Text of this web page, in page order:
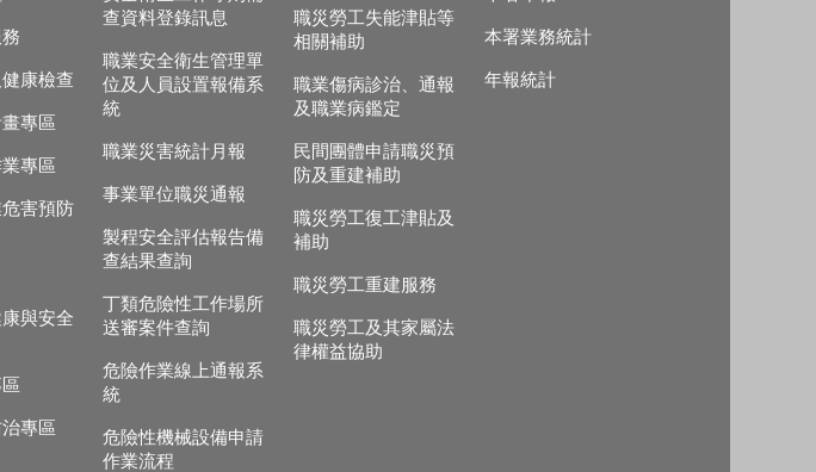
康檢查
專區
專區
害預防
與安全
專區
查資料登錄訊息
職業安全衛生管理單
位及人員設置報備系
統
職業災害統計月報
事業單位職災通報
製程安全評估報告備
查結果查詢
丁類危險性工作場所
送審案件查詢
危險作業線上通報系
統
危險性機械設備申請
作業流程
職災勞工失能津貼等
相關補助
職業傷病診治、通報
及職業病鑑定
民間團體申請職災預
防及重建補助
職災勞工復工津貼及
補助
職災勞工重建服務
職災勞工及其家屬法
律權益協助
本署業務統計
年報統計